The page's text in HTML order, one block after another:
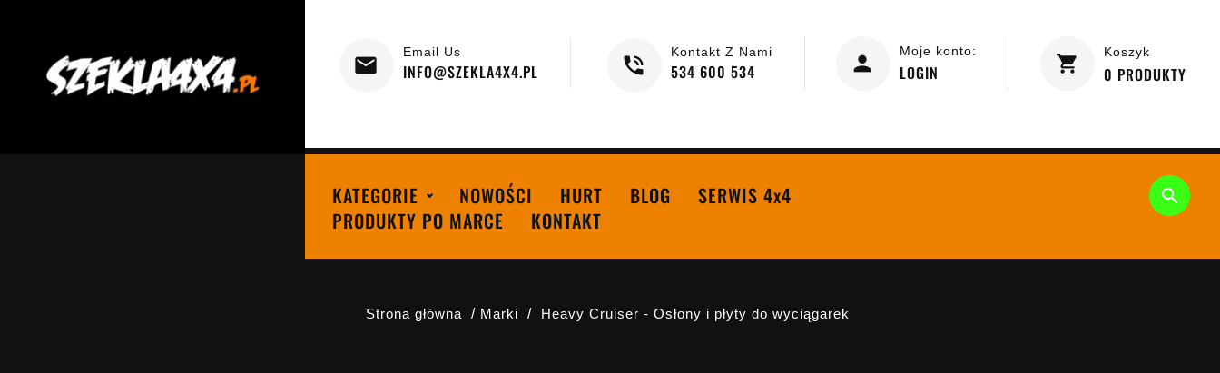
Koszyk
0 PRODUKTY
Moje konto:
LOGIN
Kontakt Z Nami
534 600 534
Email Us
INFO@SZEKLA4X4.PL
KATEGORIE NOWOŚCI HURT BLOG
SERWIS 4x4
PRODUKTY PO MARCE
KONTAKT

Strona główna Marki Heavy Cruiser - Osłony i płyty do wyciągarek